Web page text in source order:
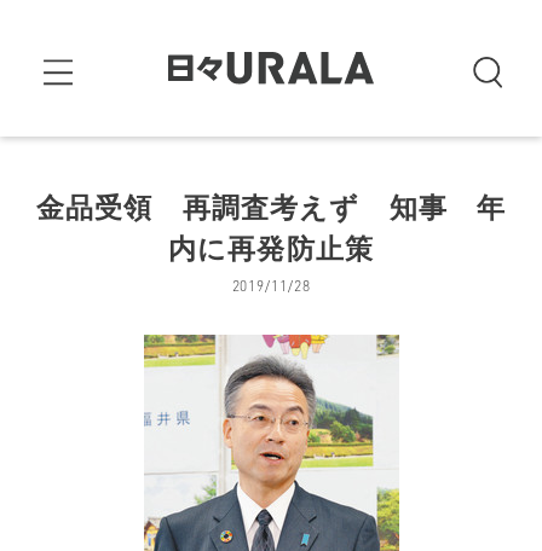
金品受領 再調査考えず 知事 年
内に再発防止策
2019/11/28